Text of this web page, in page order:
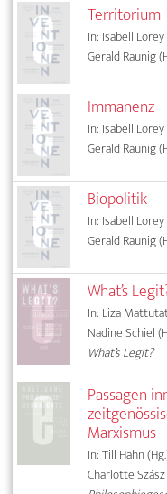
Territorium
In: Isabell
Gerald Raunig
Immanenz
In: Isabell
Gerald Raunig
Biopolitik
In: Isabell
Gerald Raunig
What’s
In: Liza
Nadine Schiel
What’s Legit?
Passagen
Marxismus
In: Till Hahn
Charlotte Szász